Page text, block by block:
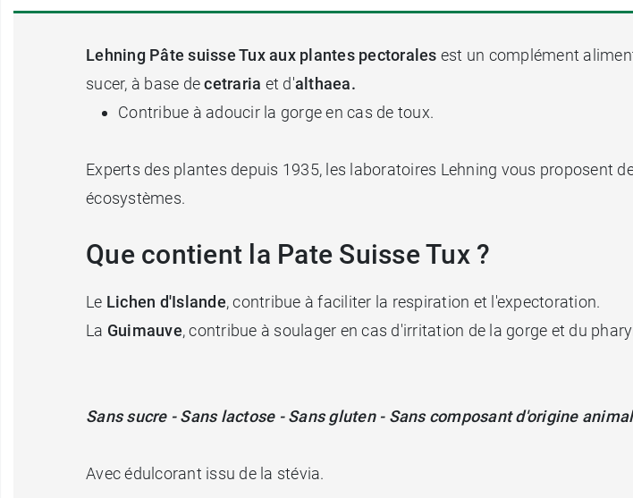
Lehning Pâte suisse Tux aux plantes pectorales est un complément
sucer, à base decetraria et d'althaea.
Contribue à adoucir la gorge en cas de toux.
Experts des plantes depuis 1935, les laboratoires Lehning vous proposent
écosystèmes.
Que contient la Pate Suisse Tux ?
Le Lichen d'Islande, contribue à faciliter la respiration et l'expectoration.
La Guimauve, contribue à soulager en cas d'irritation de la gorge et du
Sans sucre - Sans lactose - Sans gluten - Sans composant d'origine
Avec édulcorant issu de la stévia.